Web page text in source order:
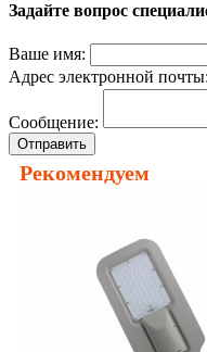
Задайте вопрос
Ваше имя:
Адрес электронной почты:
Сообщение:
Отправить
Рекомендуем